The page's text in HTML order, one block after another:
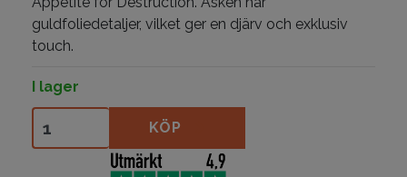
guldfoliedetaljer, vilket ger en djärv och exklusiv
touch.
I lager
Bicycle Guns N´Roses mängd
KÖP